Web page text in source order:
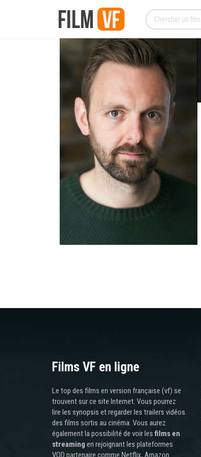
Films VF en ligne
Le top des films en version française (vf) se
trouvent sur ce site Internet. Vous pourrez
lire les synopsis et regarder les trailers vidéos
des films sortis au cinéma. Vous aurez
également la possibilité de voir les films en
streaming en rejoignant les plateformes
VOD partenaire comme Netflix, Amazon